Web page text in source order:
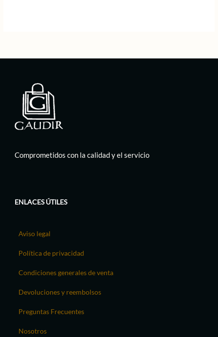
Comprometidos con la calidad y el servicio
ENLACES ÚTILES
Aviso legal
Política de privacidad
Condiciones generales de venta
Devoluciones y reembolsos
Preguntas Frecuentes
Nosotros